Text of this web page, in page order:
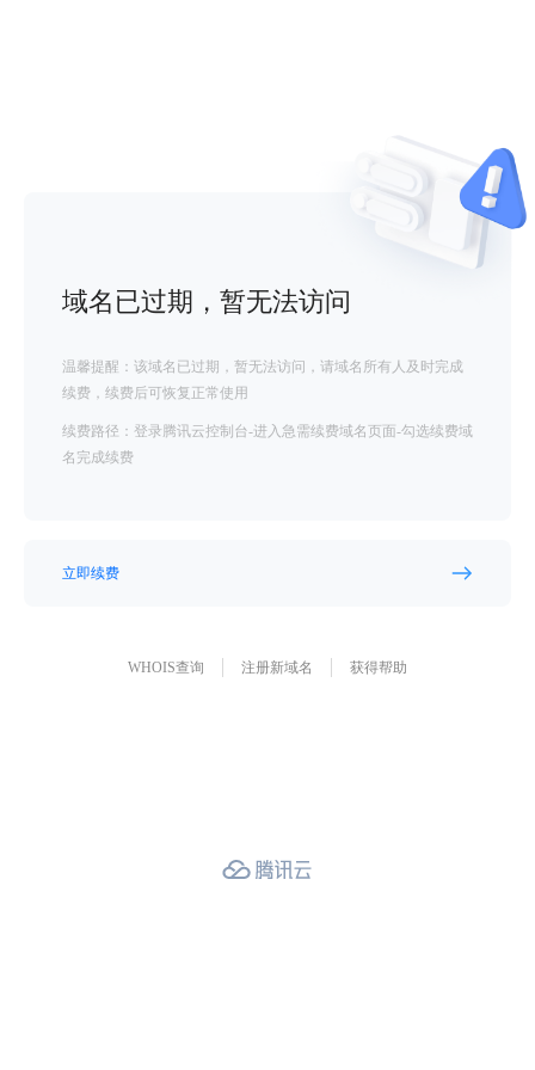
域名已过期，暂无法访问
温馨提醒：该域名已过期，暂无法访问，请域名所有人及时完成
续费，续费后可恢复正常使用
续费路径：登录腾讯云控制台-进入急需续费域名页面-勾选续费域
名完成续费
立即续费
WHOIS查询 注册新域名 获得帮助